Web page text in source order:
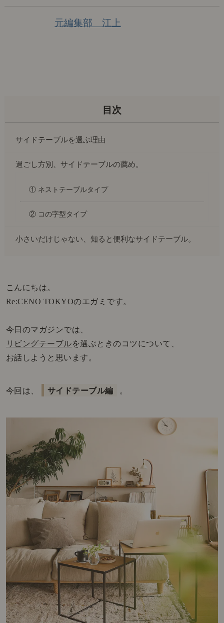
元編集部 江上
こんにちは。
Re:CENO TOKYOのエガミです。
今日のマガジンでは、
リビングテーブルを選ぶときのコツについて、
お話しようと思います。
今回は、 サイドテーブル編 。
サイドテーブルを選ぶ理由
過ごし方別、サイドテーブルの薦め。
① ネストテーブルタイプ
② コの字型タイプ
小さいだけじゃない、知ると便利なサイドテーブル。